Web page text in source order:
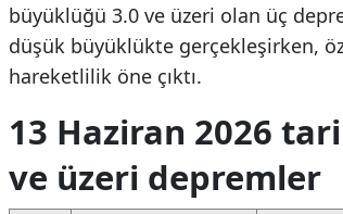
büyüklüğü 3.0 ve üzeri olan üç
düşük büyüklükte gerçekleşirken,
hareketlilik öne çıktı.
13 Haziran 2026
ve üzeri depremler